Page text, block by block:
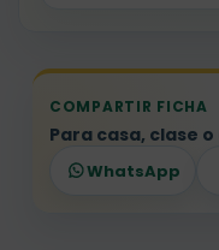
COMPARTIR FICHA
Para casa, clase
WhatsApp